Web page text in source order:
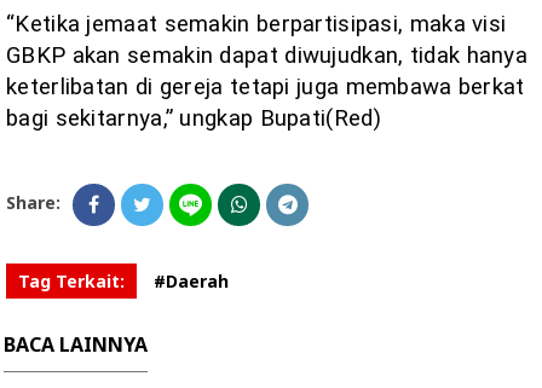
“Ketika jemaat semakin berpartisipasi, maka visi
GBKP akan semakin dapat diwujudkan, tidak hanya
keterlibatan di gereja tetapi juga membawa berkat
bagi sekitarnya,” ungkap Bupati(Red)
Share:
Tag Terkait: #Daerah
BACA LAINNYA